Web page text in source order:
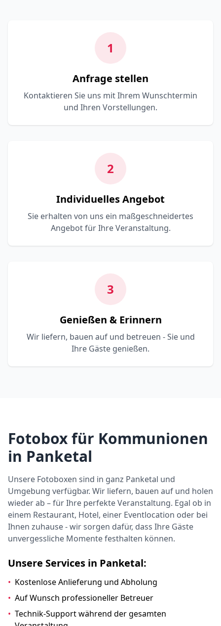
1
Anfrage stellen
Kontaktieren Sie uns mit Ihrem Wunschtermin
und Ihren Vorstellungen.
2
Individuelles Angebot
Sie erhalten von uns ein maßgeschneidertes
Angebot für Ihre Veranstaltung.
3
Genießen & Erinnern
Wir liefern, bauen auf und betreuen - Sie und
Ihre Gäste genießen.
Fotobox für Kommunionen
in Panketal
Unsere Fotoboxen sind in ganz Panketal und
Umgebung verfügbar. Wir liefern, bauen auf und holen
wieder ab – für Ihre perfekte Veranstaltung. Egal ob in
einem Restaurant, Hotel, einer Eventlocation oder bei
Ihnen zuhause - wir sorgen dafür, dass Ihre Gäste
unvergessliche Momente festhalten können.
Unsere Services in Panketal:
• Kostenlose Anlieferung und Abholung
• Auf Wunsch professioneller Betreuer
• Technik-Support während der gesamten